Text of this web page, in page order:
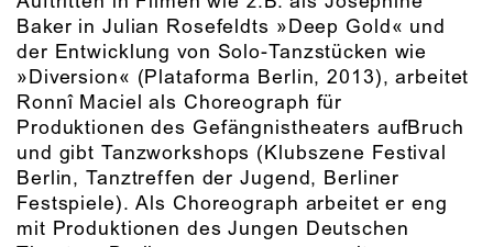
Baker in Julian Rosefeldts »Deep Gold« und
der Entwicklung von Solo-Tanzstücken wie
»Diversion« (Plataforma Berlin, 2013), arbeitet
Ronnî Maciel als Choreograph für
Produktionen des Gefängnistheaters aufBruch
und gibt Tanzworkshops (Klubszene Festival
Berlin, Tanztreffen der Jugend, Berliner
Festspiele). Als Choreograph arbeitet er eng
mit Produktionen des Jungen Deutschen